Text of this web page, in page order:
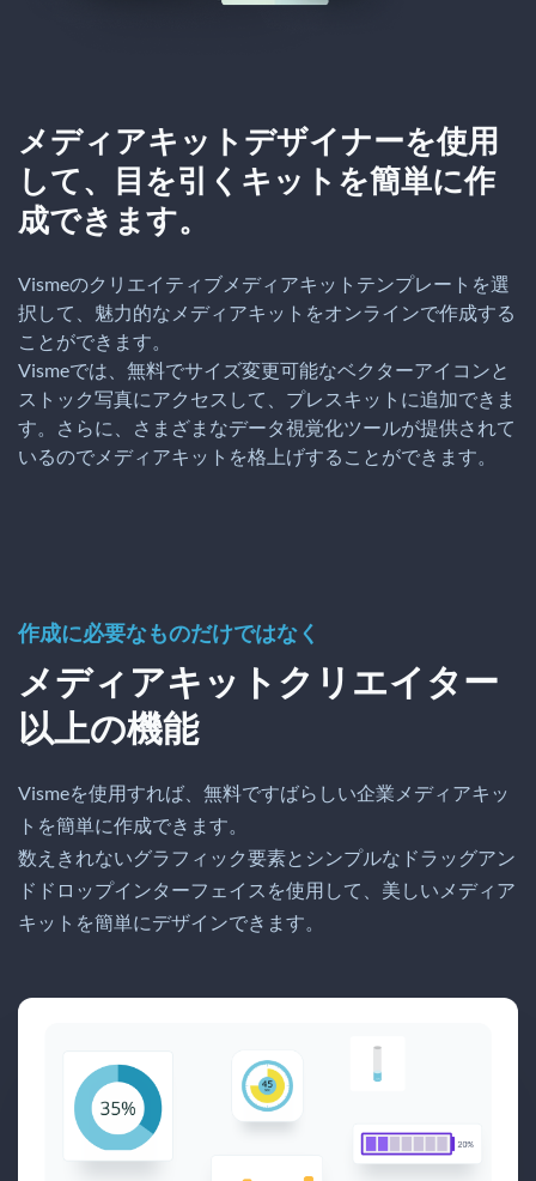
メディアキットデザイナーを使用
して、目を引くキットを簡単に作
成できます。
Vismeのクリエイティブメディアキットテンプレートを選
択して、魅力的なメディアキットをオンラインで作成する
ことができます。
Vismeでは、無料でサイズ変更可能なベクターアイコンと
ストック写真にアクセスして、プレスキットに追加できま
す。さらに、さまざまなデータ視覚化ツールが提供されて
いるのでメディアキットを格上げすることができます。
作成に必要なものだけではなく
メディアキットクリエイター
以上の機能
Vismeを使用すれば、無料ですばらしい企業メディアキッ
トを簡単に作成できます。
数えきれないグラフィック要素とシンプルなドラッグアン
ドドロップインターフェイスを使用して、美しいメディア
キットを簡単にデザインできます。